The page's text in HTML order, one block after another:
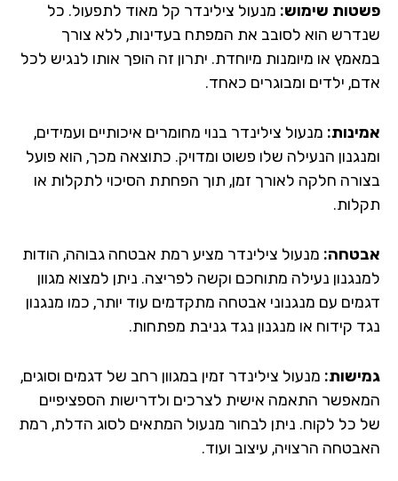
שימוש:מנעול צילינדר קל מאוד לתפעול. כל
הוא לסובב את המפתח בעדינות, ללא צורך
או מיומנות מיוחדת. יתרון זה הופך אותו לנגיש לכל
ילדים ומבוגרים כאחד.
מנעול צילינדר בנוי מחומרים איכותיים ועמידים,
הנעילה שלו פשוט ומדויק. כתוצאה מכך, הוא פועל
חלקה לאורך זמן, תוך הפחתת הסיכוי לתקלות או
מנעול צילינדר מציע רמת אבטחה גבוהה, הודות
נעילה מתוחכם וקשה לפריצה. ניתן למצוא מגוון
עם מנגנוני אבטחה מתקדמים עוד יותר, כמו מנגנון
קידוח או מנגנון נגד גניבת מפתחות.
מנעול צילינדר זמין במגוון רחב של דגמים וסוגים,
התאמה אישית לצרכים ולדרישות הספציפיים
כל לקוח. ניתן לבחור מנעול המתאים לסוג הדלת, רמת
הרצויה, עיצוב ועוד.